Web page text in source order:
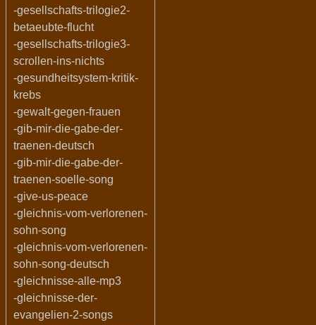
-gesellschafts-trilogie2-
betaeubte-flucht
-gesellschafts-trilogie3-
scrollen-ins-nichts
-gesundheitsystem-kritik-
krebs
-gewalt-gegen-frauen
-gib-mir-die-gabe-der-
traenen-deutsch
-gib-mir-die-gabe-der-
traenen-soelle-song
-give-us-peace
-gleichnis-vom-verlorenen-
sohn-song
-gleichnis-vom-verlorenen-
sohn-song-deutsch
-gleichnisse-alle-mp3
-gleichnisse-der-
evangelien-2-songs